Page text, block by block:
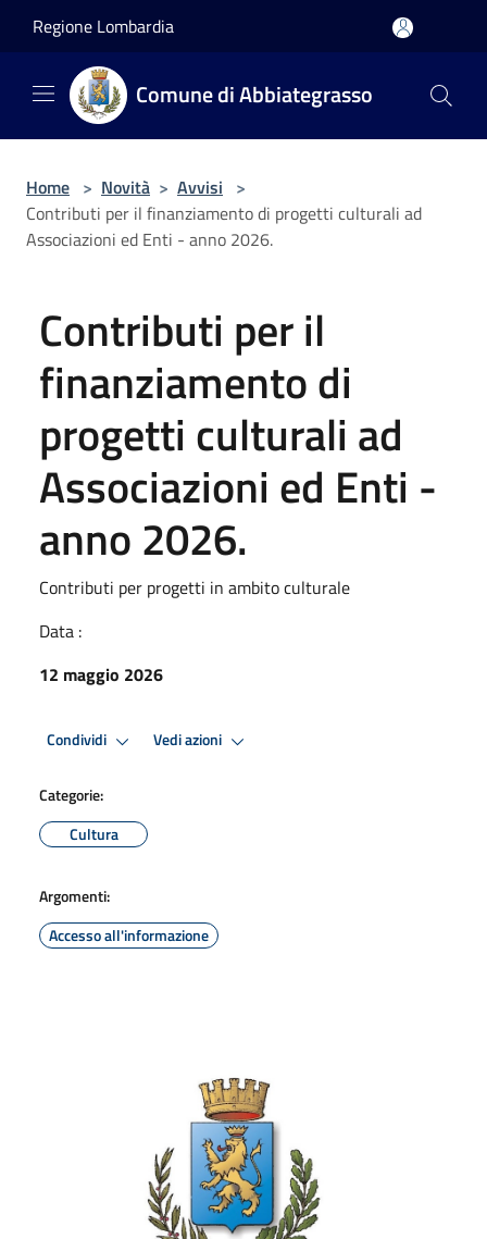
Regione Lombardia
Comune di Abbiategrasso
Home > Novità > Avvisi >
Contributi per il finanziamento di progetti culturali ad
Associazioni ed Enti - anno 2026.
Contributi per il
finanziamento di
progetti culturali ad
Associazioni ed Enti -
anno 2026.
Contributi per progetti in ambito culturale
Data :
12 maggio 2026
Condividi Vedi azioni
Categorie:
Cultura
Argomenti:
Accesso all'informazione